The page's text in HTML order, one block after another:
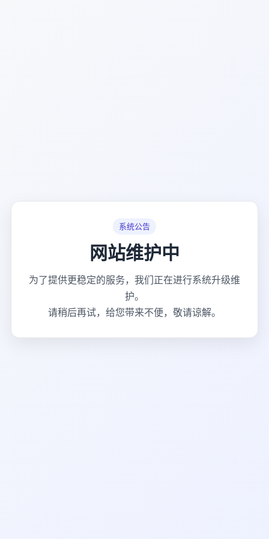
系统公告
网站维护中
为了提供更稳定的服务，我们正在进行系统升级维
护。
请稍后再试，给您带来不便，敬请谅解。